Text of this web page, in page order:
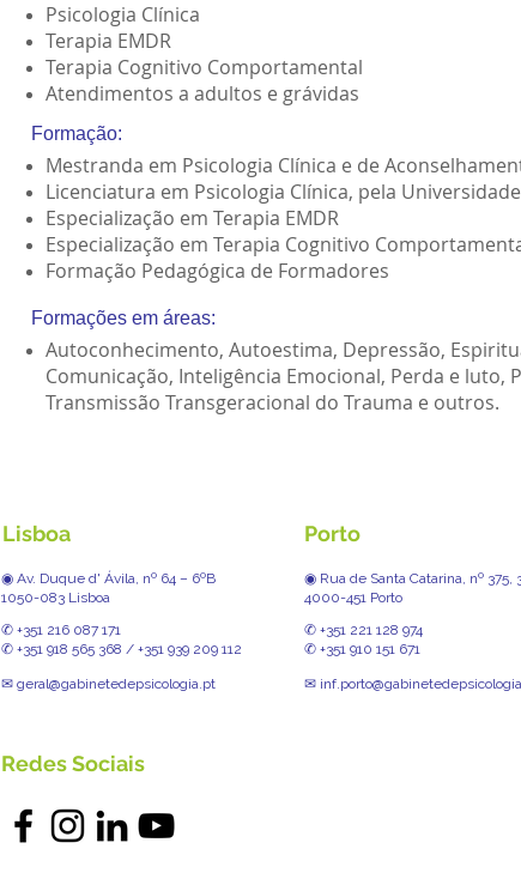
Psicologia Clínica
Terapia EMDR
Terapia Cognitivo Comportamental
Atendimentos a adultos e grávidas
Formação:
Mestranda em Psicologia Clínica e de
Licenciatura em Psicologia Clínica, pela
Especialização em Terapia EMDR
Especialização em Terapia Cognitivo
Formação Pedagógica de Formadores
Formações em áreas:
Autoconhecimento, Autoestima, Depressão,
Comunicação, Inteligência Emocional, Perda e luto,
Transmissão Transgeracional do Trauma e outros.
Lisboa Porto
◉ Av. Duque d' Ávila, nº 64 – 6ºB
1050-083 Lisboa
◉ Rua de Santa Catarina, nº 375,
4000-451 Porto
✆ +351 216 087 171
✆ +351 918 565 368 / +351 939 209 112
✆ +351 221 128 974
✆ +351 910 151 671
✉ geral@gabinetedepsicologia.pt ✉
Redes Sociais